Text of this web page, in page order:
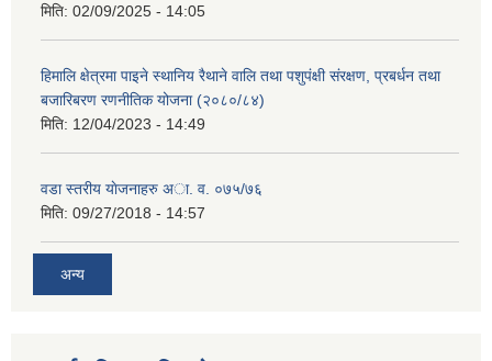
मिति: 02/09/2025 - 14:05
हिमालि क्षेत्रमा पाइने स्थानिय रैथाने वालि तथा पशुपंक्षी संरक्षण, प्रबर्धन तथा
बजारिबरण रणनीतिक योजना (२०८०/८४)
मिति: 12/04/2023 - 14:49
वडा स्तरीय याेजनाहरु अा. व. ०७५/७६
मिति: 09/27/2018 - 14:57
अन्य